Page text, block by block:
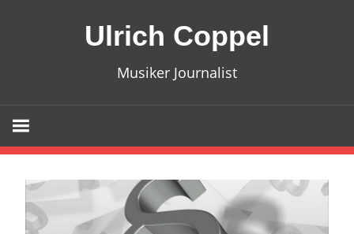
Ulrich Coppel
Musiker Journalist